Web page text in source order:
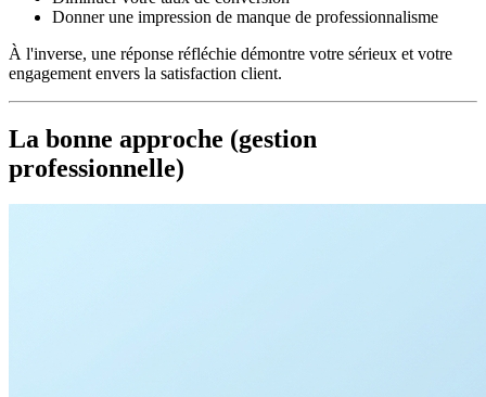
Donner une impression de manque de professionnalisme
À l'inverse, une réponse réfléchie démontre votre sérieux et votre
engagement envers la satisfaction client.
La bonne approche (gestion
professionnelle)